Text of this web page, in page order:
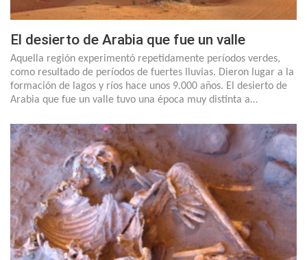
El desierto de Arabia que fue un valle
Aquella región experimentó repetidamente períodos verdes,
como resultado de períodos de fuertes lluvias. Dieron lugar a la
formación de lagos y ríos hace unos 9.000 años. El desierto de
Arabia que fue un valle tuvo una época muy distinta a…